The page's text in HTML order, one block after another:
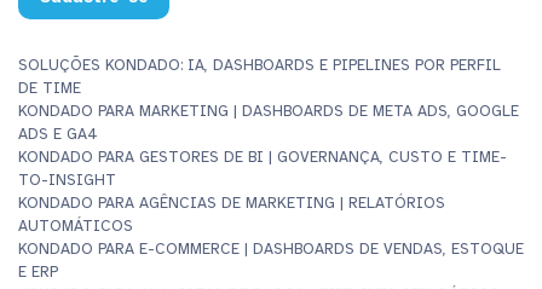
SOLUÇÕES KONDADO: IA, DASHBOARDS E PIPELINES POR PERFIL
DE TIME
KONDADO PARA MARKETING | DASHBOARDS DE META ADS, GOOGLE
ADS E GA4
KONDADO PARA GESTORES DE BI | GOVERNANÇA, CUSTO E TIME-
TO-INSIGHT
KONDADO PARA AGÊNCIAS DE MARKETING | RELATÓRIOS
AUTOMÁTICOS
KONDADO PARA E-COMMERCE | DASHBOARDS DE VENDAS, ESTOQUE
E ERP